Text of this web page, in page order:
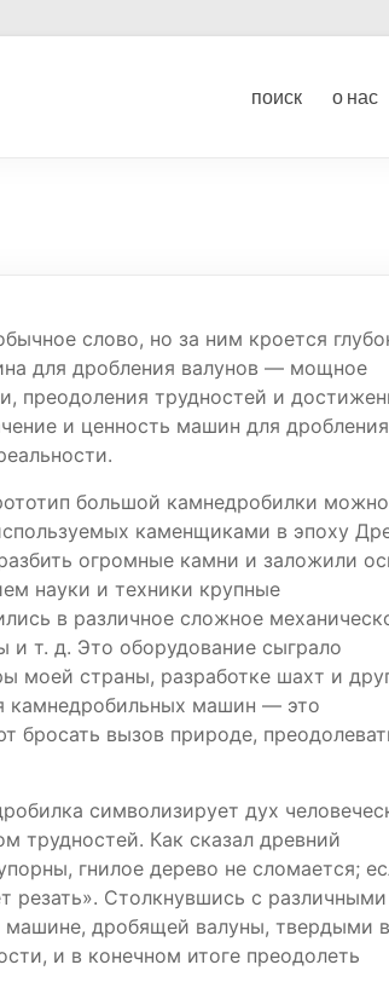
для поиск о нас
слово, но за ним кроется
для дробления валунов — мощное
преодоления трудностей и
и ценность машин для дробления
большой камнедробилки можно
каменщиками в эпоху
огромные камни и заложили
науки и техники крупные
в различное сложное
и т. д. Это оборудование сыграло
моей страны, разработке шахт и
камнедробильных машин — это
бросать вызов природе,
символизирует дух
трудностей. Как сказал древний
гнилое дерево не сломается;
резать». Столкнувшись с различными
дробящей валуны, твердыми в
и в конечном итоге преодолеть